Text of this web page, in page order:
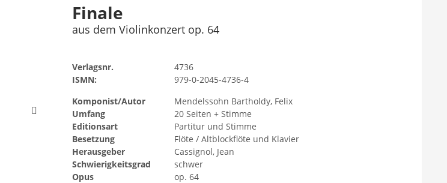
Finale
aus dem Violinkonzert op. 64
Verlagsnr.
4736
ISMN:
979-0-2045-4736-4
Komponist/Autor
Mendelssohn Bartholdy, Felix
Umfang
20 Seiten + Stimme
Editionsart
Partitur und Stimme
Besetzung
Flöte / Altblockflöte und Klavier
Herausgeber
Cassignol, Jean
Schwierigkeitsgrad
schwer
Opus
op. 64